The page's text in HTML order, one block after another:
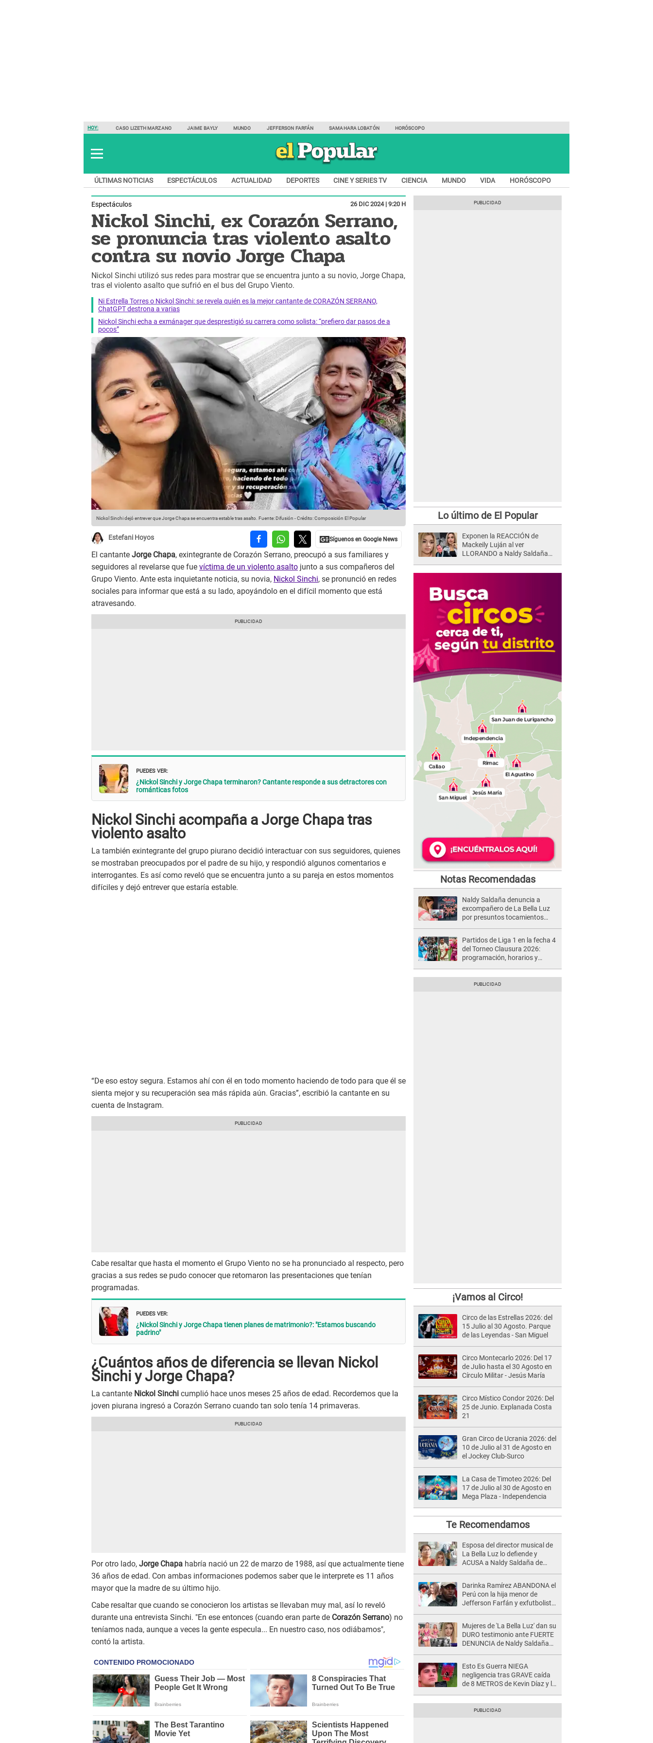
HOY: CASO LIZETH MARZANO JAIME BAYLY MUNDO JEFFERSON FARFÁN SAMAHARA LOBATÓN HORÓSCOPO
ÚLTIMAS NOTICIAS ESPECTÁCULOS ACTUALIDAD DEPORTES CINE Y SERIES TV CIENCIA MUNDO VIDA HORÓSCOPO
Espectáculos 26 DIC 2024 | 9:20 H
Nickol Sinchi, ex Corazón Serrano,
se pronuncia tras violento asalto
contra su novio Jorge Chapa
Nickol Sinchi utilizó sus redes para mostrar que se encuentra junto a su novio, Jorge Chapa,
tras el violento asalto que sufrió en el bus del Grupo Viento.
Ni Estrella Torres o Nickol Sinchi: se revela quién es la mejor cantante de CORAZÓN SERRANO,
ChatGPT destrona a varias
Nickol Sinchi echa a exmánager que desprestigió su carrera como solista: “prefiero dar pasos de a
pocos”
Nickol Sinchi dejó entrever que Jorge Chapa se encuentra estable tras asalto. Fuente: Difusión -Crédito: Composición El Popular
Estefani Hoyos
El cantante Jorge Chapa, exintegrante de Corazón Serrano, preocupó a sus familiares y
seguidores al revelarse que fue víctima de un violento asalto junto a sus compañeros del
Grupo Viento. Ante esta inquietante noticia, su novia, Nickol Sinchi, se pronunció en redes
sociales para informar que está a su lado, apoyándolo en el difícil momento que está
atravesando.
PUEDES VER:
¿Nickol Sinchi y Jorge Chapa terminaron? Cantante responde a sus detractores con
románticas fotos
Nickol Sinchi acompaña a Jorge Chapa tras
violento asalto
La también exintegrante del grupo piurano decidió interactuar con sus seguidores, quienes
se mostraban preocupados por el padre de su hijo, y respondió algunos comentarios e
interrogantes. Es así como reveló que se encuentra junto a su pareja en estos momentos
difíciles y dejó entrever que estaría estable.
“De eso estoy segura. Estamos ahí con él en todo momento haciendo de todo para que él se
sienta mejor y su recuperación sea más rápida aún. Gracias”, escribió la cantante en su
cuenta de Instagram.
Cabe resaltar que hasta el momento el Grupo Viento no se ha pronunciado al respecto, pero
gracias a sus redes se pudo conocer que retomaron las presentaciones que tenían
programadas.
PUEDES VER:
¿Nickol Sinchi y Jorge Chapa tienen planes de matrimonio?: "Estamos buscando
padrino"
¿Cuántos años de diferencia se llevan Nickol
Sinchi y Jorge Chapa?
La cantante Nickol Sinchi cumplió hace unos meses 25 años de edad. Recordemos que la
joven piurana ingresó a Corazón Serrano cuando tan solo tenía 14 primaveras.
Por otro lado, Jorge Chapa habría nació un 22 de marzo de 1988, así que actualmente tiene
36 años de edad. Con ambas informaciones podemos saber que le interprete es 11 años
mayor que la madre de su último hijo.
Cabe resaltar que cuando se conocieron los artistas se llevaban muy mal, así lo reveló
durante una entrevista Sinchi. "En ese entonces (cuando eran parte de Corazón Serrano) no
teníamos nada, aunque a veces la gente especula... En nuestro caso, nos odiábamos",
contó la artista.
Lo último de El Popular
Exponen la REACCIÓN de
Mackeily Luján al ver
LLORANDO a Naldy Saldaña
Notas Recomendadas
Naldy Saldaña denuncia a
excompañero de La Bella Luz
por presuntos tocamientos
Partidos de Liga 1 en la fecha 4
del Torneo Clausura 2026:
programación, horarios y
¡Vamos al Circo!
Circo de las Estrellas 2026: del
15 Julio al 30 Agosto. Parque
de las Leyendas - San Miguel
Circo Montecarlo 2026: Del 17
de Julio hasta el 30 Agosto en
Círculo Militar - Jesús María
Circo Místico Condor 2026: Del
25 de Junio. Explanada Costa
21
Gran Circo de Ucrania 2026: del
10 de Julio al 31 de Agosto en
el Jockey Club-Surco
La Casa de Timoteo 2026: Del
17 de Julio al 30 de Agosto en
Mega Plaza - Independencia
Te Recomendamos
Esposa del director musical de
La Bella Luz lo defiende y
ACUSA a Naldy Saldaña de
Darinka Ramírez ABANDONA el
Perú con la hija menor de
Jefferson Farfán y exfutbolista
Mujeres de 'La Bella Luz' dan su
DURO testimonio ante FUERTE
DENUNCIA de Naldy Saldaña
Esto Es Guerra NIEGA
negligencia tras GRAVE caída
de 8 METROS de Kevin Díaz y lo